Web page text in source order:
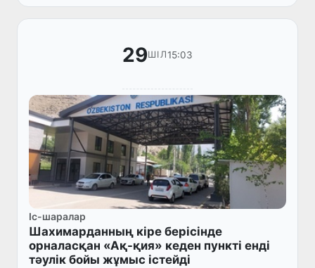
жүзеге асырыла бастады.
29ШІЛ15:03
Іс-шаралар
Шахимарданның кіре берісінде
орналасқан «Ақ-қия» кеден пункті енді
тәулік бойы жұмыс істейді